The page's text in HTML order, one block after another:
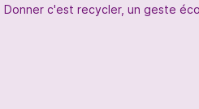
c'est recycler, un geste